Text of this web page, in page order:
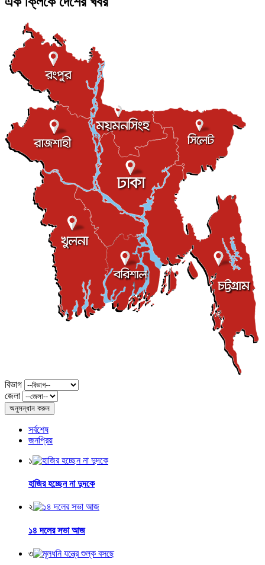
বিভাগ
জেলা
অনুসন্ধান করুন
সর্বশেষ
জনপ্রিয়
১
হাজির হচ্ছেন না দুদকে
২
১৪ দলের সভা আজ
৩